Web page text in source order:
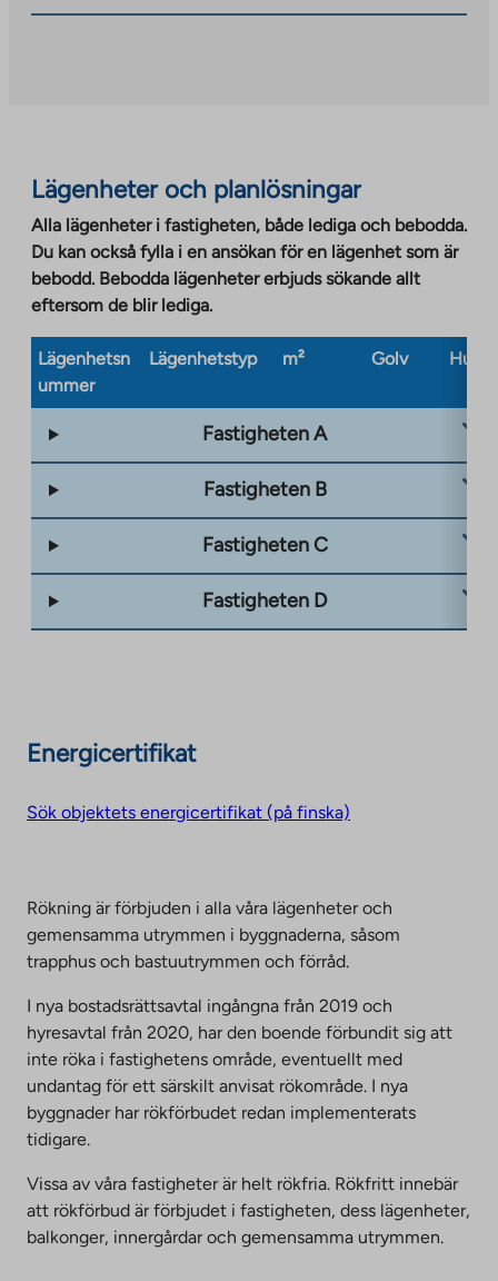
in
a
new
tab
Lägenheter och planlösningar
Alla lägenheter i fastigheten, både lediga och bebodda.
Du kan också fylla i en ansökan för en lägenhet som är
bebodd. Bebodda lägenheter erbjuds sökande allt
eftersom de blir lediga.
Lägenhetsn
ummer
Lägenhetstyp m² Golv
Fastigheten A
Fastigheten B
Fastigheten C
Fastigheten D
Energicertifikat
Sök objektets energicertifikat (på finska)
Rökning är förbjuden i alla våra lägenheter och
gemensamma utrymmen i byggnaderna, såsom
trapphus och bastuutrymmen och förråd.
I nya bostadsrättsavtal ingångna från 2019 och
hyresavtal från 2020, har den boende förbundit sig att
inte röka i fastighetens område, eventuellt med
undantag för ett särskilt anvisat rökområde. I nya
byggnader har rökförbudet redan implementerats
tidigare.
Vissa av våra fastigheter är helt rökfria. Rökfritt innebär
att rökförbud är förbjudet i fastigheten, dess lägenheter,
balkonger, innergårdar och gemensamma utrymmen.